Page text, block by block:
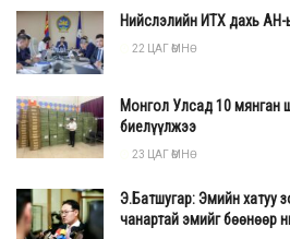
Нийслэлийн ИТХ дахь АН-
22 ЦАГ ӨМНӨ
Монгол Улсад 10 мянган
биелүүлжээ
23 ЦАГ ӨМНӨ
Э.Батшугар: Эмийн хатуу
чанартай эмийг бөөнөөр